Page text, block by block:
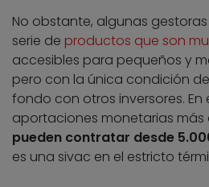
No obstante, algunas
serie de productos que son
accesibles para pequeños y
pero con la única condición
fondo con otros inversores.
aportaciones monetarias más
pueden contratar desde
es una sivac en el estricto